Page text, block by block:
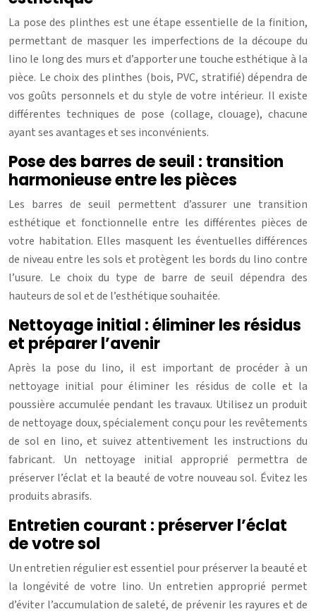
La pose des plinthes est une étape essentielle de la finition,
permettant de masquer les imperfections de la découpe du
lino le long des murs et d’apporter une touche esthétique à la
pièce. Le choix des plinthes (bois, PVC, stratifié) dépendra de
vos goûts personnels et du style de votre intérieur. Il existe
différentes techniques de pose (collage, clouage), chacune
ayant ses avantages et ses inconvénients.
Pose des barres de seuil : transition
harmonieuse entre les pièces
Les barres de seuil permettent d’assurer une transition
esthétique et fonctionnelle entre les différentes pièces de
votre habitation. Elles masquent les éventuelles différences
de niveau entre les sols et protègent les bords du lino contre
l’usure. Le choix du type de barre de seuil dépendra des
hauteurs de sol et de l’esthétique souhaitée.
Nettoyage initial : éliminer les résidus
et préparer l’avenir
Après la pose du lino, il est important de procéder à un
nettoyage initial pour éliminer les résidus de colle et la
poussière accumulée pendant les travaux. Utilisez un produit
de nettoyage doux, spécialement conçu pour les revêtements
de sol en lino, et suivez attentivement les instructions du
fabricant. Un nettoyage initial approprié permettra de
préserver l’éclat et la beauté de votre nouveau sol. Évitez les
produits abrasifs.
Entretien courant : préserver l’éclat
de votre sol
Un entretien régulier est essentiel pour préserver la beauté et
la longévité de votre lino. Un entretien approprié permet
d’éviter l’accumulation de saleté, de prévenir les rayures et de